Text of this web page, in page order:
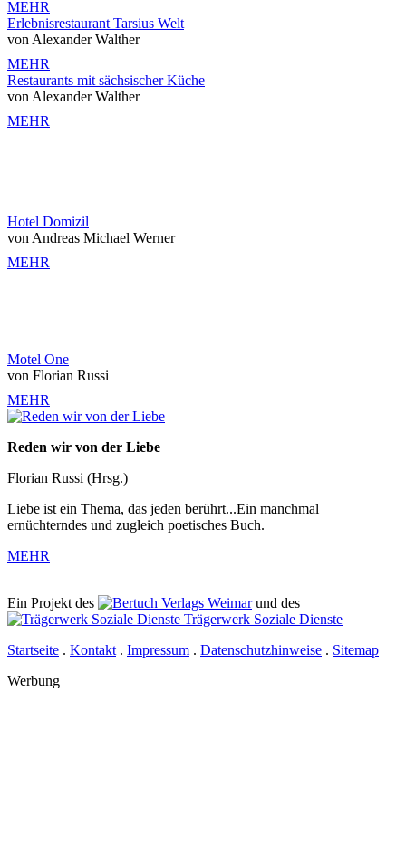
MEHR
Erlebnisrestaurant Tarsius Welt
von Alexander Walther
MEHR
Restaurants mit sächsischer Küche
von Alexander Walther
MEHR
Hotel Domizil
von Andreas Michael Werner
MEHR
Motel One
von Florian Russi
MEHR
Reden wir von der Liebe
Florian Russi (Hrsg.)
Liebe ist ein Thema, das jeden berührt...Ein manchmal
ernüchterndes und zugleich poetisches Buch.
MEHR
Ein Projekt des Verlags Weimarund des
Trägerwerk Soziale Dienste
Startseite . Kontakt . Impressum . Datenschutzhinweise . Sitemap
Werbung